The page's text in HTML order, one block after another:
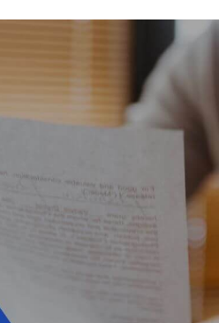
Гарантии
Способы оплаты
Способы доставки